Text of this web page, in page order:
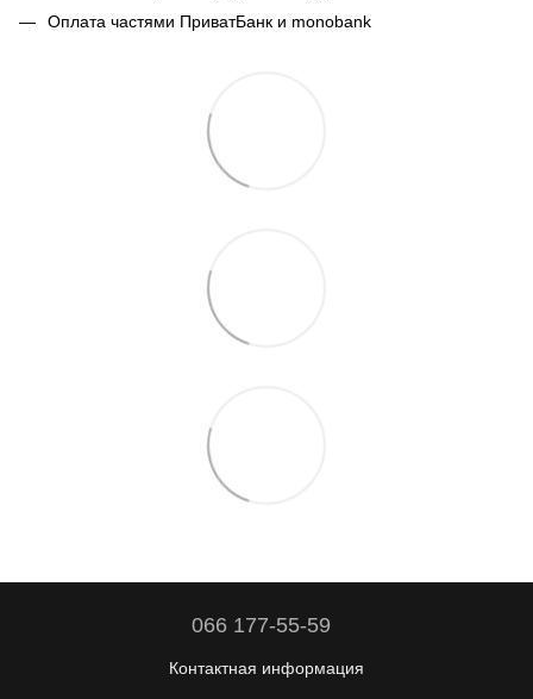
Оплата частями ПриватБанк и monobank
066 177-55-59
Контактная информация